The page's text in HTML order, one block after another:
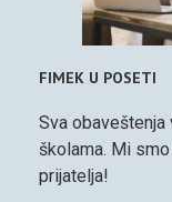
FIMEK U POSETI
Sva
školama. Mi
prijatelja!